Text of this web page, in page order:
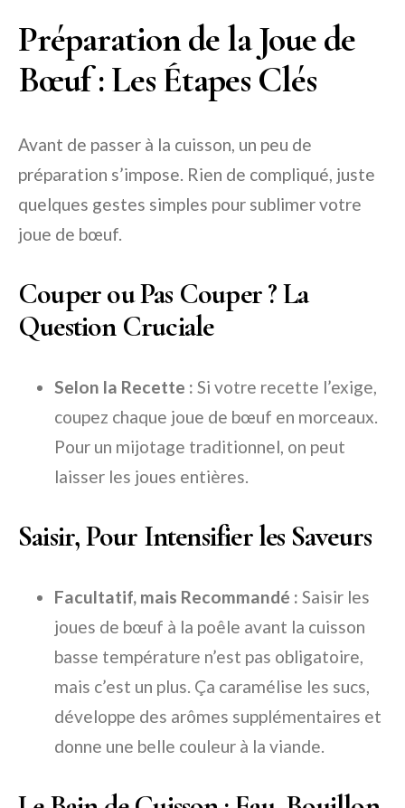
Préparation de la Joue de
Bœuf : Les Étapes Clés
Avant de passer à la cuisson, un peu de
préparation s’impose. Rien de compliqué, juste
quelques gestes simples pour sublimer votre
joue de bœuf.
Couper ou Pas Couper ? La
Question Cruciale
Selon la Recette : Si votre recette l’exige,
coupez chaque joue de bœuf en morceaux.
Pour un mijotage traditionnel, on peut
laisser les joues entières.
Saisir, Pour Intensifier les Saveurs
Facultatif, mais Recommandé : Saisir les
joues de bœuf à la poêle avant la cuisson
basse température n’est pas obligatoire,
mais c’est un plus. Ça caramélise les sucs,
développe des arômes supplémentaires et
donne une belle couleur à la viande.